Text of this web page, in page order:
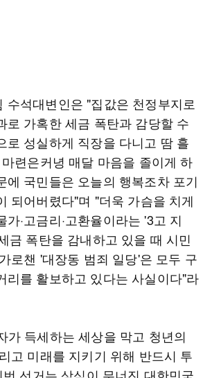
수석대변인은 "집값은 천정부지로
로 가혹한 세금 폭탄과 감당할 수
로 성실하게 직장을 다니고 땀 흘
련은커녕 매달 마음을 졸이게 하
에 국민들은 오늘의 행복조차 포기
되어버렸다"며 "더욱 가슴을 치게
가·고금리·고환율이라는 '3고 지
금 폭탄을 감내하고 있을 때 시민
로챈 '대장동 범죄 일당'은 모두 구
리를 활보하고 있다는 사실이다"라
가 득세하는 세상을 막고 청년의
고 미래를 지키기 위해 반드시 투